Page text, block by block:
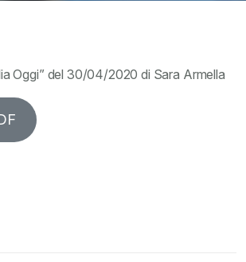
Oggi” del 30/04/2020 di Sara Armella